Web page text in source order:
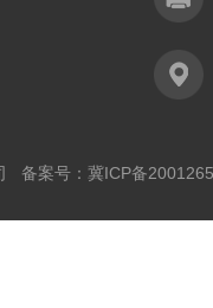
备案号： 冀ICP备